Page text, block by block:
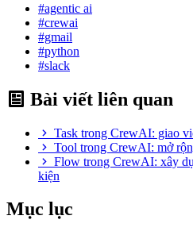
#agentic ai
#crewai
#gmail
#python
#slack
Bài viết liên quan
Task trong CrewAI: giao
Tool trong CrewAI: mở
Flow trong CrewAI: xây
kiện
Mục lục